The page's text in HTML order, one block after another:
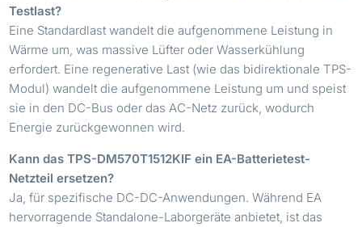
Testlast?
Eine Standardlast wandelt die aufgenommene Leistung in
Wärme um, was massive Lüfter oder Wasserkühlung
erfordert. Eine regenerative Last (wie das bidirektionale TPS-
Modul) wandelt die aufgenommene Leistung um und speist
sie in den DC-Bus oder das AC-Netz zurück, wodurch
Energie zurückgewonnen wird.
Kann das TPS-DM570T1512KIF ein EA-Batterietest-
Netzteil ersetzen?
Ja, für spezifische DC-DC-Anwendungen. Während EA
hervorragende Standalone-Laborgeräte anbietet, ist das